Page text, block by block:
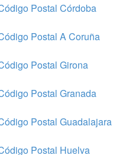
Postal Córdoba
Postal A Coruña
Postal Girona
Postal Granada
Postal Guadalajara
Postal Huelva